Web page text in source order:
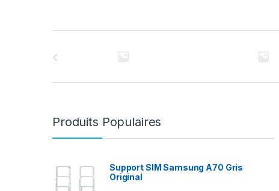
Produits Populaires
Support SIM Samsung A70 Gris
Original